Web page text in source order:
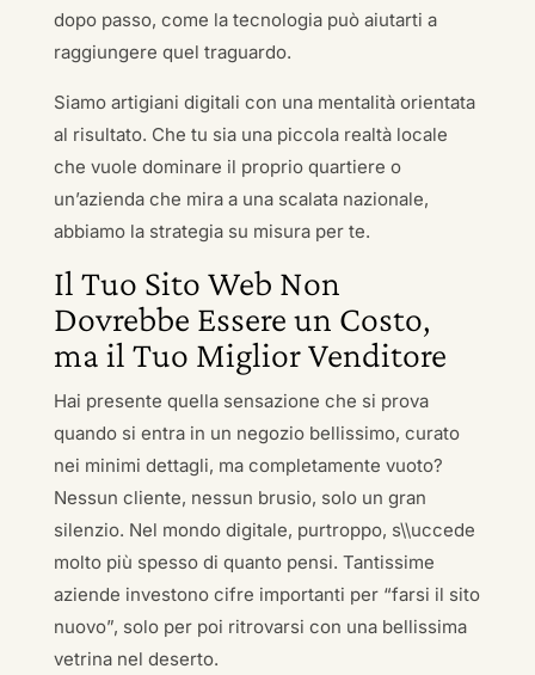
dopo passo, come la tecnologia può aiutarti a
raggiungere quel traguardo.
Siamo artigiani digitali con una mentalità orientata
al risultato. Che tu sia una piccola realtà locale
che vuole dominare il proprio quartiere o
un’azienda che mira a una scalata nazionale,
abbiamo la strategia su misura per te.
Il Tuo Sito Web Non
Dovrebbe Essere un Costo,
ma il Tuo Miglior Venditore
Hai presente quella sensazione che si prova
quando si entra in un negozio bellissimo, curato
nei minimi dettagli, ma completamente vuoto?
Nessun cliente, nessun brusio, solo un gran
silenzio. Nel mondo digitale, purtroppo, s\\uccede
molto più spesso di quanto pensi. Tantissime
aziende investono cifre importanti per “farsi il sito
nuovo”, solo per poi ritrovarsi con una bellissima
vetrina nel deserto.